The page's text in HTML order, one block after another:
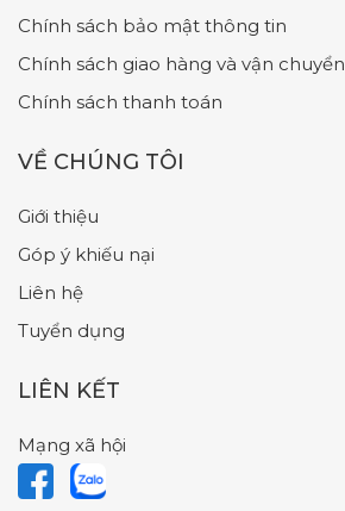
Chính sách bảo mật thông tin
Chính sách giao hàng và vận chuyển
Chính sách thanh toán
VỀ CHÚNG TÔI
Giới thiệu
Góp ý khiếu nại
Liên hệ
Tuyển dụng
LIÊN KẾT
Mạng xã hội